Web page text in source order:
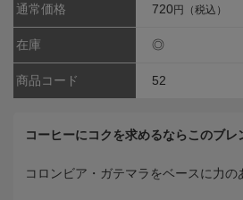
通常価格 720円（税込）
在庫 ◎
商品コード 52
コーヒーにコクを求めるならこのブレ
コロンビア・ガテマラをベースに力の